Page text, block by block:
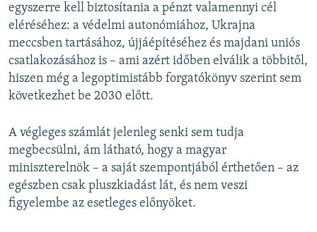
egyszerre kell biztosítania a pénzt valamennyi cél
eléréséhez: a védelmi autonómiához, Ukrajna
meccsben tartásához, újjáépítéséhez és majdani uniós
csatlakozásához is – ami azért időben elválik a többitől,
hiszen még a legoptimistább forgatókönyv szerint sem
következhet be 2030 előtt.
A végleges számlát jelenleg senki sem tudja
megbecsülni, ám látható, hogy a magyar
miniszterelnök – a saját szempontjából érthetően – az
egészben csak pluszkiadást lát, és nem veszi
figyelembe az esetleges előnyöket.